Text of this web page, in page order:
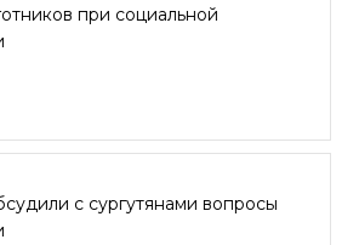
при социальной
с сургутянами вопросы